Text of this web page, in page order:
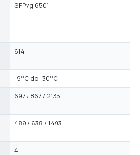
SFPvg 6501
614 l
-9°C do -30°C
697 / 867 / 2135
489 / 638 / 1493
4